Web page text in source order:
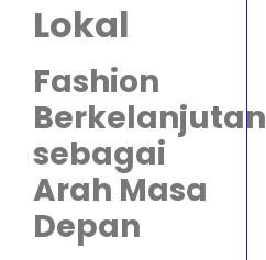
Lokal
Fashion
Berkelanjutan
sebagai
Arah Masa
Depan